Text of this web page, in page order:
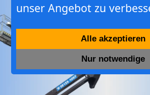
unser Angebot zu
Alle akzeptieren
Nur notwendige